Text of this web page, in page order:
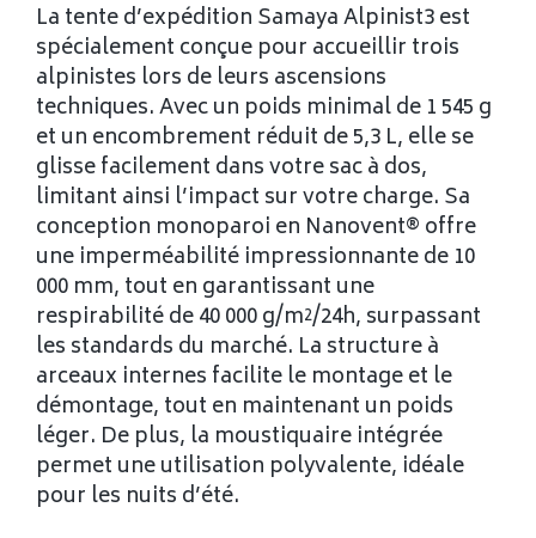
La tente d’expédition Samaya Alpinist3 est
spécialement conçue pour accueillir trois
alpinistes lors de leurs ascensions
techniques. Avec un poids minimal de 1 545 g
et un encombrement réduit de 5,3 L, elle se
glisse facilement dans votre sac à dos,
limitant ainsi l’impact sur votre charge. Sa
conception monoparoi en Nanovent® offre
une imperméabilité impressionnante de 10
000 mm, tout en garantissant une
respirabilité de 40 000 g/m²/24h, surpassant
les standards du marché. La structure à
arceaux internes facilite le montage et le
démontage, tout en maintenant un poids
léger. De plus, la moustiquaire intégrée
permet une utilisation polyvalente, idéale
pour les nuits d’été.